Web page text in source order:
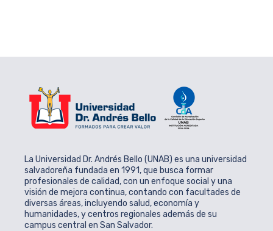
La Universidad Dr. Andrés Bello (UNAB) es una universidad
salvadoreña fundada en 1991, que busca formar
profesionales de calidad, con un enfoque social y una
visión de mejora continua, contando con facultades de
diversas áreas, incluyendo salud, economía y
humanidades, y centros regionales además de su
campus central en San Salvador.